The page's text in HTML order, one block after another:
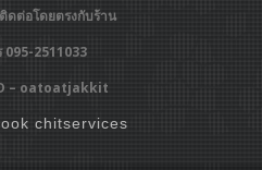
ดต่อโดยตรงกับร้าน
095-2511033
– oatoatjakkit
chitservices